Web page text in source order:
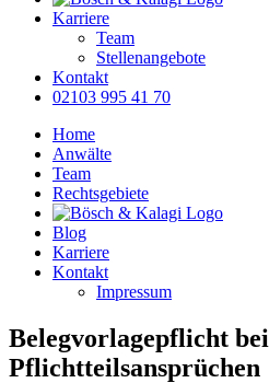
Karriere
Team
Stellenangebote
Kontakt
02103 995 41 70
Home
Anwälte
Team
Rechtsgebiete
Blog
Karriere
Kontakt
Impressum
Belegvorlagepflicht bei
Pflichtteilsansprüchen